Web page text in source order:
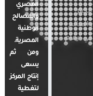
مصر
والعالم
في أرقام
المصري
والمصالح
الوطنية
المصرية.
ومن ثم
يسعى
إنتاج المركز
لتغطية